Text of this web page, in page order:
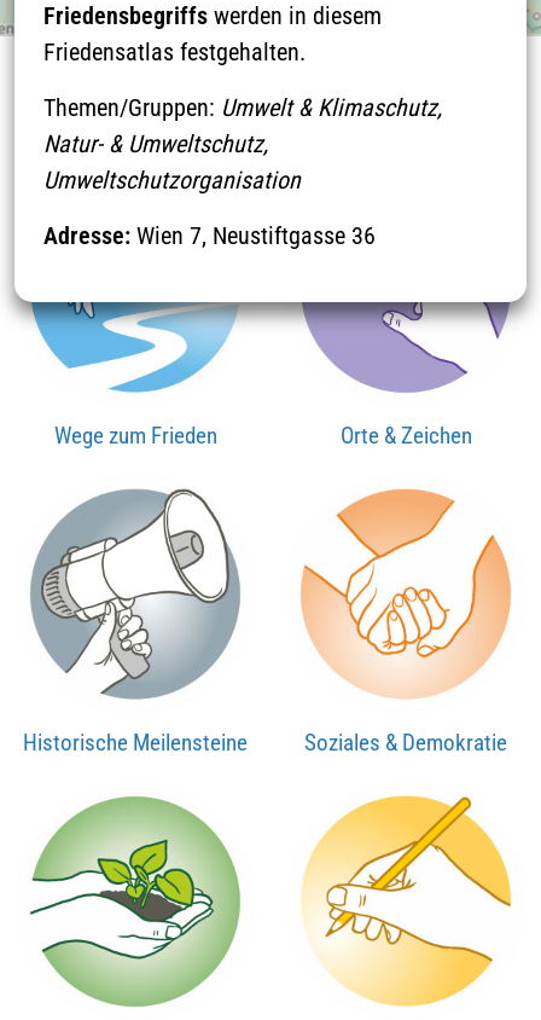
THEMEN
Wege zum Frieden Orte & Zeichen
Historische Meilensteine Soziales & Demokratie
Friedensbegriffs werden in diesem
Friedensatlas festgehalten.
Themen/Gruppen: Umwelt & Klimaschutz,
Natur- & Umweltschutz,
Umweltschutzorganisation
Adresse: Wien 7, Neustiftgasse 36